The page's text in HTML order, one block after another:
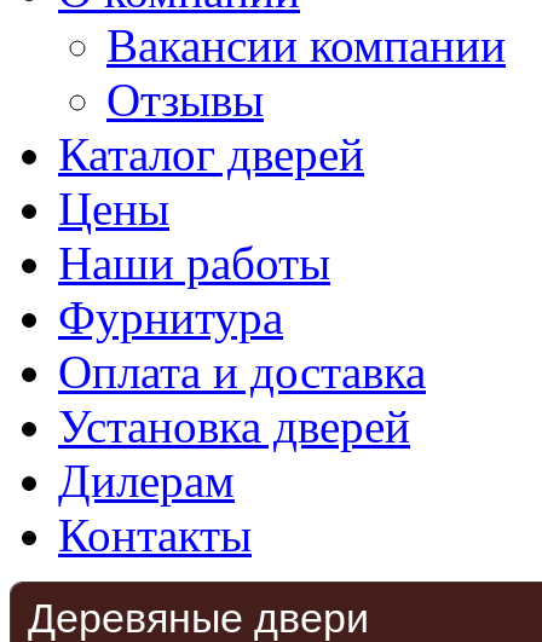
Вакансии компании
Отзывы
Каталог дверей
Цены
Наши работы
Фурнитура
Оплата и доставка
Установка дверей
Дилерам
Контакты
Деревяные двери